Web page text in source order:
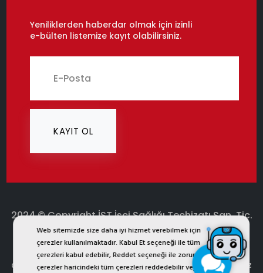
Web sitemizde size daha iyi hizmet verebilmek için
çerezler kullanılmaktadır. Kabul Et seçeneği ile tüm
çerezleri kabul edebilir, Reddet seçeneği ile zorunlu
çerezler haricindeki tüm çerezleri reddedebilir veya Çerez
Yeniliklerden haberdar olmak için izinli
e-bülten listemize kayıt olabilirsiniz.
KAYIT OL
2024 © Copyright İST İşçi Sağlığı Teçhizatı San. Tic.
Ltd. Şti.
ist.com.tr internet sitesinde yer alan bütün görsel, yazı,
çizim, animasyon ve diğer materyaller tescilli olup, izinsiz